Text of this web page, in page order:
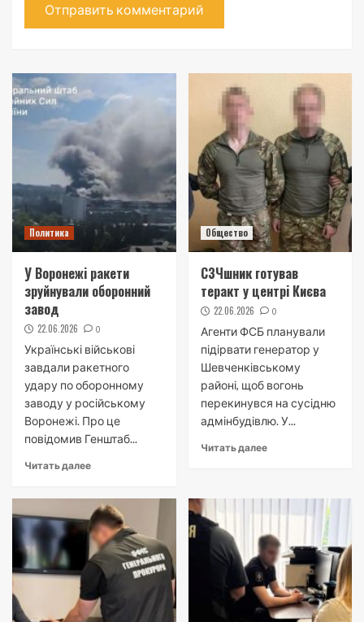
Политика
У Воронежі ракети
зруйнували оборонний
завод
22.06.2026 0
Українські військові
завдали ракетного
удару по оборонному
заводу у російському
Воронежі. Про це
повідомив Генштаб...
Читать далее
Общество
СЗЧшник готував
теракт у центрі Києва
22.06.2026 0
Агенти ФСБ планували
підірвати генератор у
Шевченківському
районі, щоб вогонь
перекинувся на сусідню
адмінбудівлю. У...
Читать далее